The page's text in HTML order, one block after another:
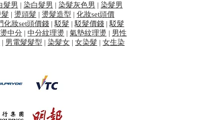
髮男 | 染白髮男 | 染髮灰色男 | 染髮男
| 燙頭髮 | 燙髮造型 ​ | 化妝set頭價
化妝set頭價錢 | 駁髮 | 駁髮價錢 | 駁髮
中分 | 中分紋理燙 | 氣墊紋理燙 | 男性
| 男電髮髮型 | 染髮女 | 女染髮 | 女生染